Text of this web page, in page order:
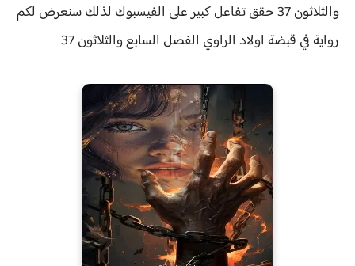
والثلاثون 37 حقق
تفاعل كبير على الفيسبوك لذلك سنعرض لكم
رواية في قبضة اولاد الراوي الفصل السابع والثلاثون 37